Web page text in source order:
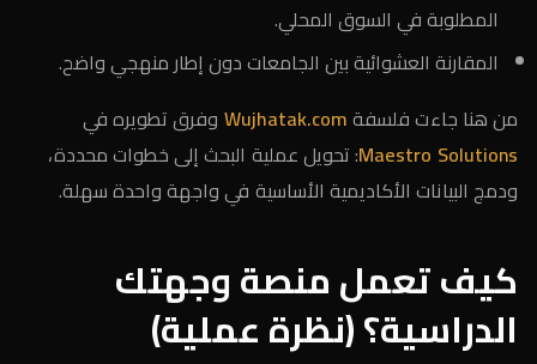
المطلوبة في السوق المحلي.
المقارنة العشوائية بين الجامعات دون إطار منهجي واضح.
من هنا جاءت فلسفةWujhatak.com وفرق تطويره في
Maestro Solutions: تحويل عملية البحث إلى خطوات محددة،
ودمج البيانات الأكاديمية الأساسية في واجهة واحدة سهلة.
كيف تعمل منصة وجهتك
الدراسية؟ (نظرة عملية)